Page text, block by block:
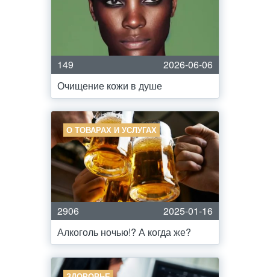
149
2026-06-06
Очищение кожи в душе
О ТОВАРАХ И УСЛУГАХ
2906
2025-01-16
Алкоголь ночью!? А когда же?